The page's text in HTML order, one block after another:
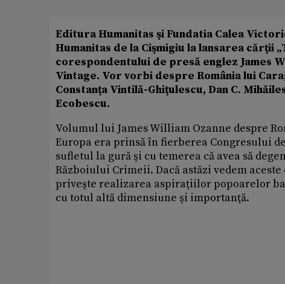
Editura Humanitas şi Fundatia Calea
Humanitas de la Cişmigiu la lansarea cărţii
corespondentului de presă englez James
Vintage. Vor vorbi despre România lui
Constanţa Vintilă-Ghiţulescu, Dan C.
Ecobescu.
Volumul lui James William Ozanne despre
Europa era prinsă în fierberea Congresului
sufletul la gură şi cu temerea că avea să
Războiului Crimeii. Dacă astăzi vedem
priveşte realizarea aspiraţiilor popoarelor
cu totul altă dimensiune şi importanţă.